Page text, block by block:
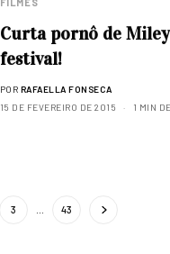
FILMES
Curta pornô de
festival!
POR RAFAELLA FONSECA
15 DE FEVEREIRO DE 2015
1 MIN
3 43